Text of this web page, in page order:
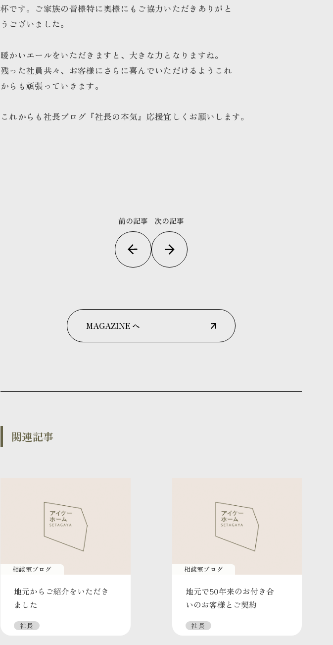
杯です。ご家族の皆様特に奥様にもご協力いただきありがと
うございました。
暖かいエールをいただきますと、大きな力となりますね。
残った社員共々、お客様にさらに喜んでいただけるようこれ
からも頑張っていきます。
これからも社長ブログ『社長の本気』応援宜しくお願いします。
前の記事 次の記事
MAGAZINE へ
関連記事
相談室ブログ
地元からご紹介をいただき
ました
社長
相談室ブログ
地元で50年来のお付き合
いのお客様とご契約
社長